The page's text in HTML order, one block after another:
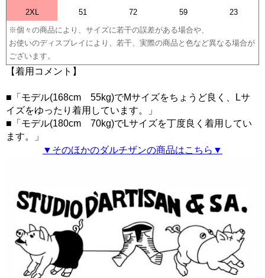
2XL
51 72 59
23
※個々の商品により、サイズに若干の誤差がある場合や、
お使いのディスプレイにより、若干、実際の商品と色など異なる場合が
ございます。
【着用コメント】
■「モデル(168cm 55kg)でMサイズをちょうど良く、Lサ
イズをゆったり着用しています。」
■「モデル(180cm 70kg)でLサイズを丁度良く着用してい
ます。」
▼そのほかのダルチザンの商品はこちら▼